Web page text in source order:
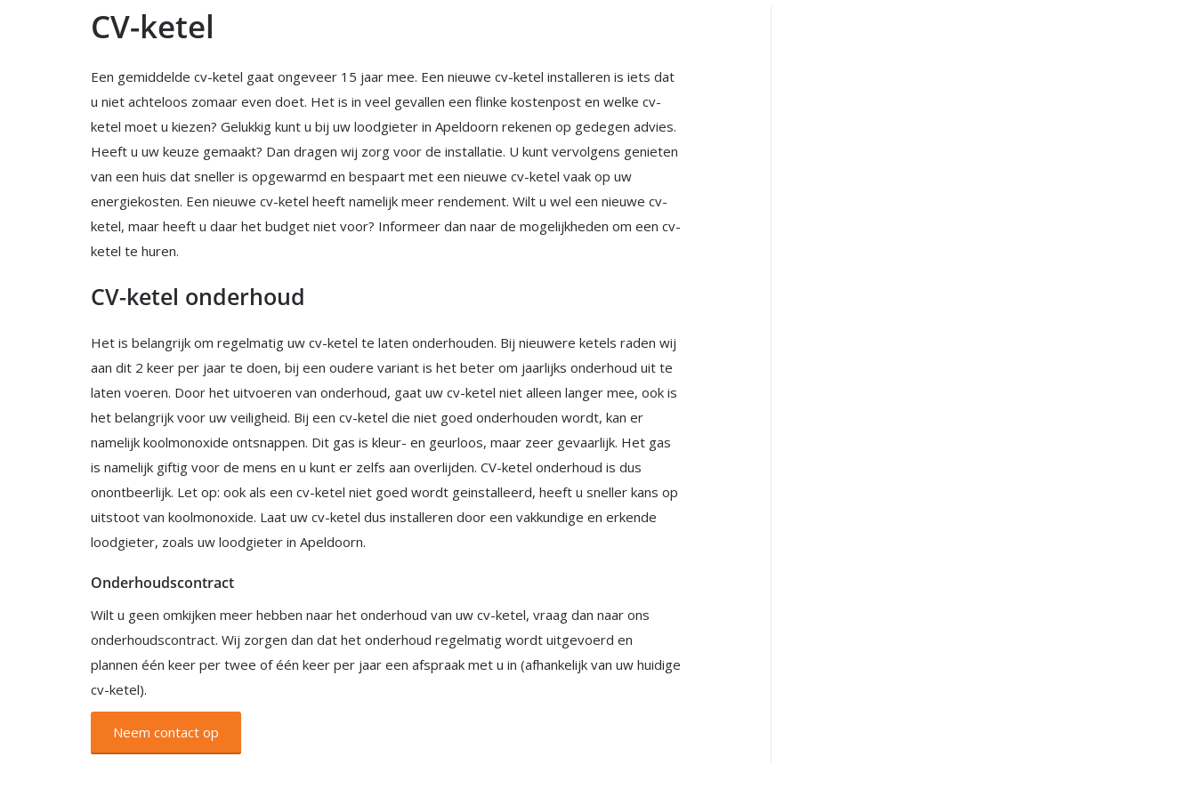
CV-ketel
Een gemiddelde cv-ketel gaat ongeveer 15 jaar mee. Een nieuwe cv-ketel installeren is iets dat
u niet achteloos zomaar even doet. Het is in veel gevallen een flinke kostenpost en welke cv-
ketel moet u kiezen? Gelukkig kunt u bij uw loodgieter in Apeldoorn rekenen op gedegen advies.
Heeft u uw keuze gemaakt? Dan dragen wij zorg voor de installatie. U kunt vervolgens genieten
van een huis dat sneller is opgewarmd en bespaart met een nieuwe cv-ketel vaak op uw
energiekosten. Een nieuwe cv-ketel heeft namelijk meer rendement. Wilt u wel een nieuwe cv-
ketel, maar heeft u daar het budget niet voor? Informeer dan naar de mogelijkheden om een cv-
ketel te huren.
CV-ketel onderhoud
Het is belangrijk om regelmatig uw cv-ketel te laten onderhouden. Bij nieuwere ketels raden wij
aan dit 2 keer per jaar te doen, bij een oudere variant is het beter om jaarlijks onderhoud uit te
laten voeren. Door het uitvoeren van onderhoud, gaat uw cv-ketel niet alleen langer mee, ook is
het belangrijk voor uw veiligheid. Bij een cv-ketel die niet goed onderhouden wordt, kan er
namelijk koolmonoxide ontsnappen. Dit gas is kleur- en geurloos, maar zeer gevaarlijk. Het gas
is namelijk giftig voor de mens en u kunt er zelfs aan overlijden. CV-ketel onderhoud is dus
onontbeerlijk. Let op: ook als een cv-ketel niet goed wordt geinstalleerd, heeft u sneller kans op
uitstoot van koolmonoxide. Laat uw cv-ketel dus installeren door een vakkundige en erkende
loodgieter, zoals uw loodgieter in Apeldoorn.
Onderhoudscontract
Wilt u geen omkijken meer hebben naar het onderhoud van uw cv-ketel, vraag dan naar ons
onderhoudscontract. Wij zorgen dan dat het onderhoud regelmatig wordt uitgevoerd en
plannen één keer per twee of één keer per jaar een afspraak met u in (afhankelijk van uw huidige
cv-ketel).
Neem contact op